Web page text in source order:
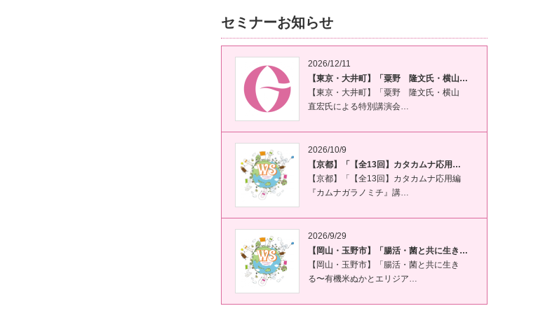
セミナーお知らせ
2026/12/11
【東京・大井町】「粟野 隆文氏・横山…
【東京・大井町】「粟野 隆文氏・横山
直宏氏による特別講演会…
2026/10/9
【京都】「【全13回】カタカムナ応用…
【京都】「【全13回】カタカムナ応用編
『カムナガラノミチ』講…
2026/9/29
【岡山・玉野市】「腸活・菌と共に生き…
【岡山・玉野市】「腸活・菌と共に生き
る〜有機米ぬかとエリジア…